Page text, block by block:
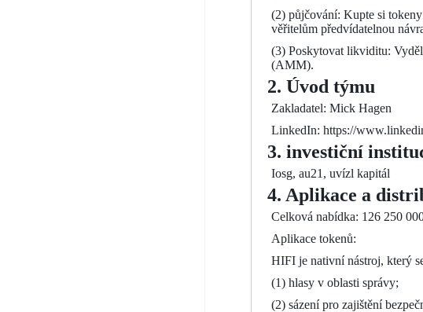
(2) půjčování: Kupte si
věřitelům předvídatelnou
(3) Poskytovat likviditu:
(AMM).
2. Úvod týmu
Zakladatel: Mick Hagen
LinkedIn: https://
3. investiční
Iosg, au21, uvízl kapitál
4. Aplikace a
Celková nabídka: 126 250
Aplikace tokenů:
HIFI je nativní nástroj, který
(1) hlasy v oblasti správy;
(2) sázení pro zajištění